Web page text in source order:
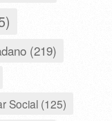
(219)
Social (125)